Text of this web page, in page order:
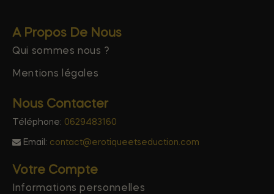
A Propos De Nous
Qui sommes nous ?
Mentions légales
Nous Contacter
Téléphone: 0629483160
Email: contact@erotiqueetseduction.com
Votre Compte
Informations personnelles